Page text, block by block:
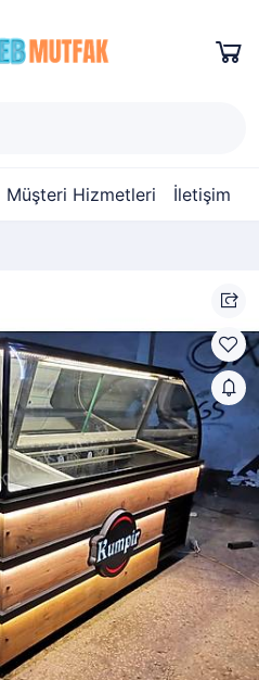
Müşteri Hizmetleri İletişim